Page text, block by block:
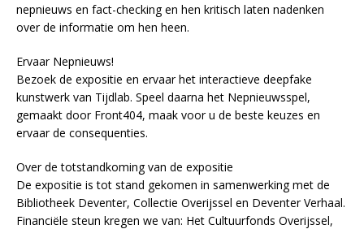
nepnieuws en fact-checking en hen kritisch laten nadenken
over de informatie om hen heen.
Ervaar Nepnieuws!
Bezoek de expositie en ervaar het interactieve deepfake
kunstwerk van Tijdlab. Speel daarna het Nepnieuwsspel,
gemaakt door Front404, maak voor u de beste keuzes en
ervaar de consequenties.
Over de totstandkoming van de expositie
De expositie is tot stand gekomen in samenwerking met de
Bibliotheek Deventer, Collectie Overijssel en Deventer Verhaal.
Financiële steun kregen we van: Het Cultuurfonds Overijssel,